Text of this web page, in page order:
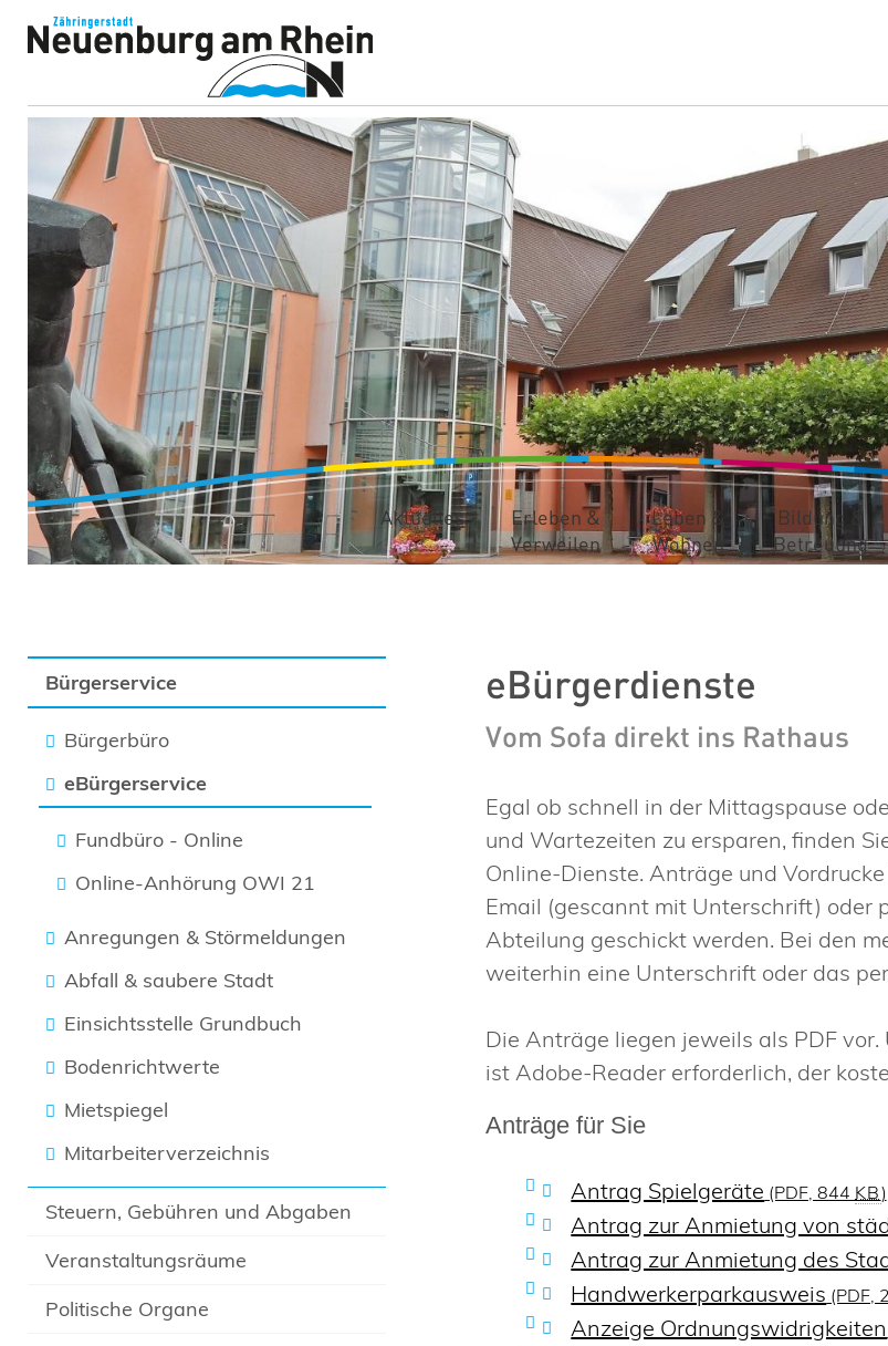
Aktuelles
Erleben &
Verweilen
Leben &
Wohnen
Bildung &
Betreuung
Bürgerservice
Bürgerbüro
eBürgerservice
Fundbüro - Online
Online-Anhörung OWI 21
Anregungen & Störmeldungen
Abfall & saubere Stadt
Einsichtsstelle Grundbuch
Bodenrichtwerte
Mietspiegel
Mitarbeiterverzeichnis
Steuern, Gebühren und Abgaben
Veranstaltungsräume
Politische Organe
eBürgerdienste
Vom Sofa direkt ins Rathaus
Egal ob schnell in der Mittagspause
und Wartezeiten zu ersparen, finden
Online-Dienste. Anträge und
Email (gescannt mit Unterschrift) oder
Abteilung geschickt werden. Bei den
weiterhin eine Unterschrift oder das
Die Anträge liegen jeweils als PDF
ist Adobe-Reader erforderlich, der
Anträge für Sie
Antrag Spielgeräte (PDF, 844 KB)
Antrag zur Anmietung von
Antrag zur Anmietung des
Handwerkerparkausweis (PDF,
Anzeige Ordnungswidrigkeiten